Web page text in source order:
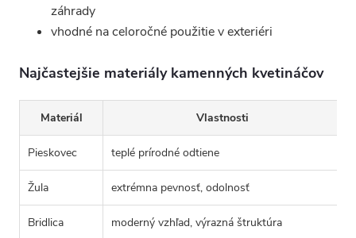
záhrady
vhodné na celoročné použitie v exteriéri
Najčastejšie materiály kamenných kvetináčov
Materiál Vlastnosti
Pieskovec teplé prírodné odtiene
Žula extrémna pevnosť, odolnosť
Bridlica moderný vzhľad, výrazná štruktúra